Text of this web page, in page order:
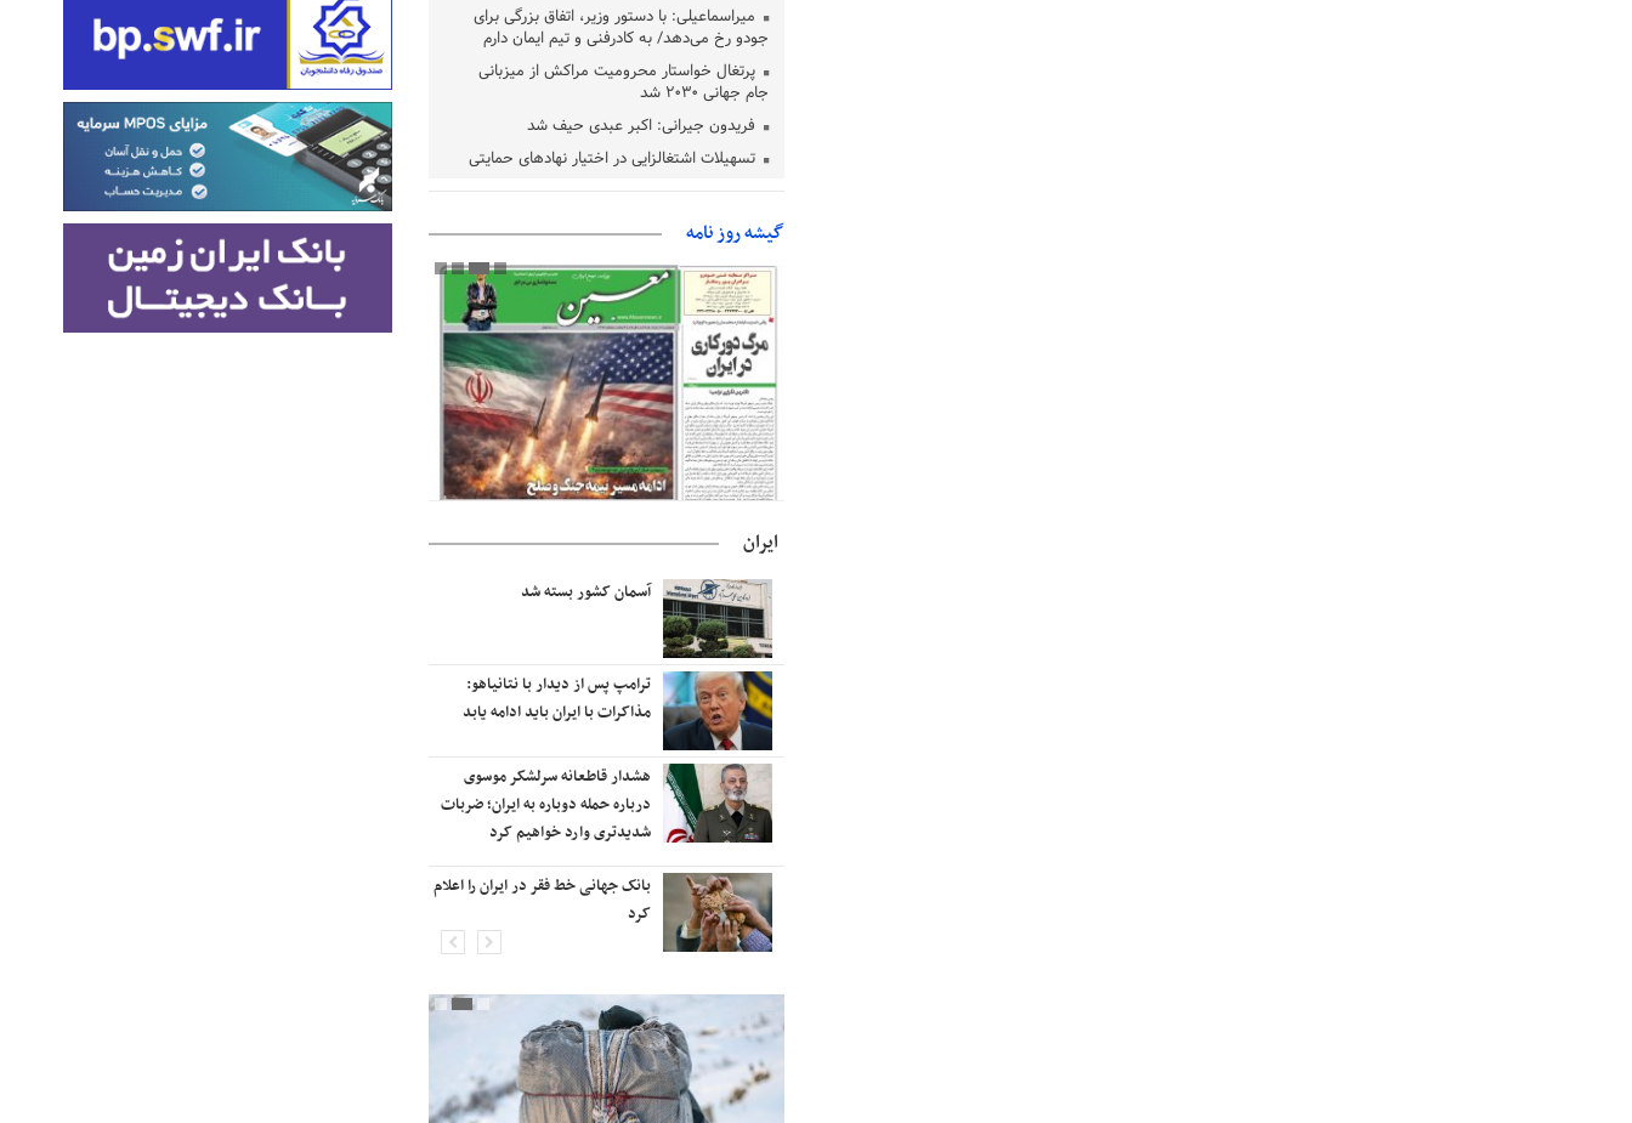
میراسماعیلی: با دستور وزیر، اتفاق بزرگی برای
جودو رخ می‌دهد/ به کادرفنی و تیم ایمان دارم
پرتغال خواستار محرومیت مراکش از میزبانی
جام جهانی ۲۰۳۰ شد
فریدون جیرانی: اکبر عبدی حیف شد
تسهیلات اشتغالزایی در اختیار نهادهای حمایتی
فدراسیون فوتبال با حضور قلعه‌نویی مشخص شد
دفتر رهبر انقلاب: مطالب خارج از مراجع رسمی
فاقد سندیت است
بقائی: فضای مذاکرات فنی و سیاسی ایران و
عمان درباره تنگه هرمز، مثبت است
رئیس سازمان جهاد کشاورزی استان: کشاورزان
گیلان نسبت به دریافت یارانه کود اقدام کنند
تمدید مهلت اظهارنامه‌های مالیاتی سال ۱۴۰۴ تا
پایان شهریورماه
گیشه روز نامه
ایران
رایزنی برای بازگشت ایران به
نفتکش ایرانی «سیلی سیتی» وارد
آب‌های سرزمینی ایران شد
ادامه حملات هوایی علیه مراکزی در
نقاط مختلف تهران/ آغاز پاسخ
موشکی ایران به حملات
شنیده شدن صدای انفجار در برخی
شهرهای ایران
 